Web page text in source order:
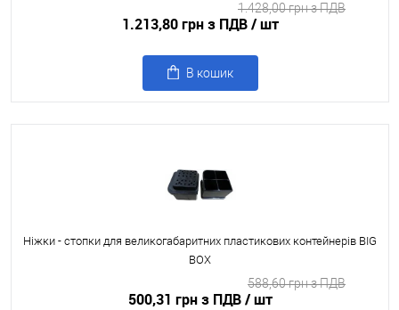
1.213,80 грн з ПДВ/ шт
1.428,00 грн з ПДВ
В кошик
Ніжки - стопки для великогабаритних пластикових контейнерів BIG
BOX
500,31 грн з ПДВ/ шт
588,60 грн з ПДВ